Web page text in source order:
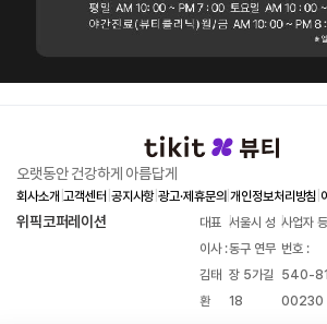
오랫동안 건강하게 아름답게
회사소개 |고객센터 공지사항|광고·제휴문의 |개인정보처리방침
위픽코퍼레이션
대표
이사 :
김태
환
|서울시 성
동구 연무
장 5가길
18
|사업자
번호 :
540-
00230